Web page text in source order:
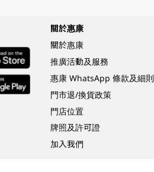
關於惠康
關於惠康
推廣活動及服務
惠康 WhatsApp 條款及細則
門市退/換貨政策
門店位置
牌照及許可證
加入我們